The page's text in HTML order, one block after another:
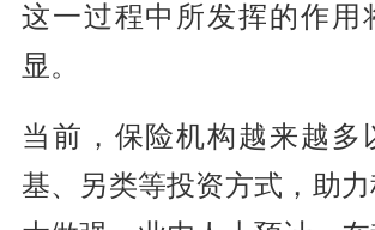
这一过程中所发挥的作用
显。
当前，保险机构越来越多
基、另类等投资方式，助